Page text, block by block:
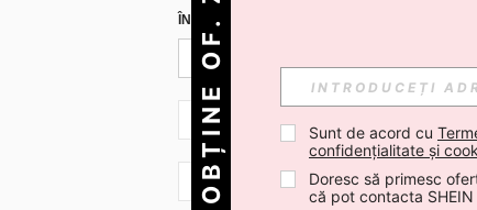
ÎNREGISTREAZĂ-TE PENTRU A PRIMI
RO + 40
RO + 40
Sunt de acord cu
confidențialitate și
Doresc să primesc
că pot contacta